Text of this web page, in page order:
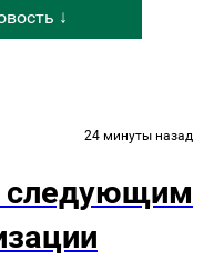
↓
24 минуты назад
следующим